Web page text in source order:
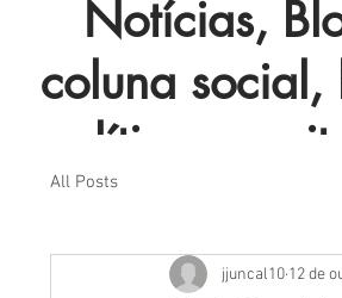
Notícias,
coluna social,
política e
All Posts
jjuncal10 12 de